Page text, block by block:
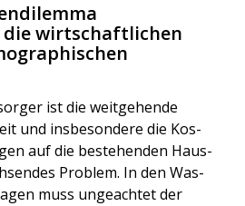
wirtschaftlichen
ist die weit­ge­hen­de
und ins­be­son­de­re die Kos­
auf die bestehen­den Haus­
Pro­blem. In den Was­
muss unge­ach­tet der